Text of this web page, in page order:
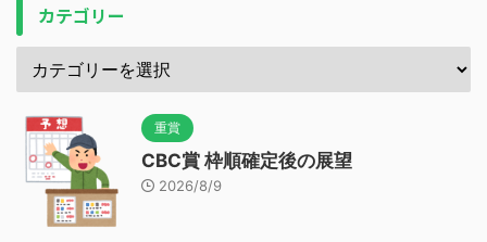
カテゴリー
重賞
CBC賞 枠順確定後の展望
2026/8/9